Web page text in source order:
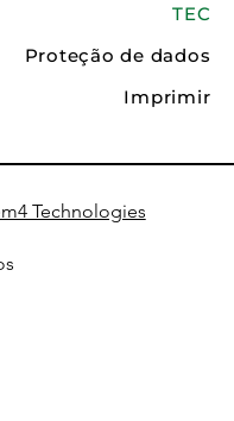
TEC
Proteção de dados
Imprimir
Technologies